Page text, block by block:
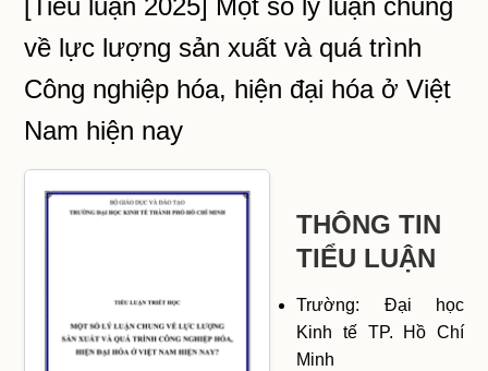
[Tiểu luận 2025] Một số lý luận chung
về lực lượng sản xuất và quá trình
Công nghiệp hóa, hiện đại hóa ở Việt
Nam hiện nay
THÔNG TIN
TIỂU LUẬN
Trường: Đại học
Kinh tế TP. Hồ Chí
Minh